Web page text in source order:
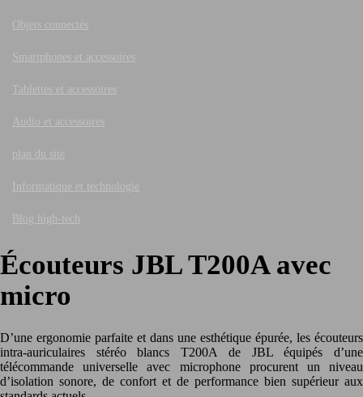
Objets connectés
Smartphones et accessoires
Tablettes et accessoires
Audio et accessoires
plan du site
Informatique et technologie
Blog high-tech
Écouteurs JBL T200A avec
micro
D’une ergonomie parfaite et dans une esthétique épurée, les écouteurs
intra-auriculaires stéréo blancs T200A de JBL équipés d’une
télécommande universelle avec microphone procurent un niveau
d’isolation sonore, de confort et de performance bien supérieur aux